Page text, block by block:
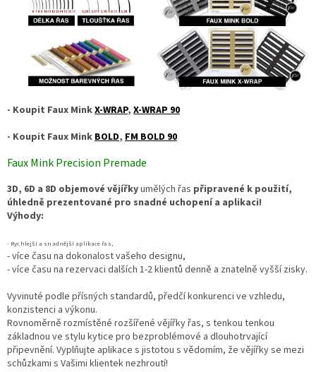
- Koupit Faux MinkX-WRAP, X-WRAP 90
- Koupit Faux MinkBOLD, FM BOLD 90
Faux Mink Precision Premade
3D, 6D a 8D objemové vějířkyumělých řas připravené k použití,
úhledně prezentované pro snadné uchopení a aplikaci!
Výhody:
- Rychlejší a snadnější aplikace řas,
- více času na dokonalost vašeho designu,
- více času na rezervaci dalších 1-2 klientů denně a znatelně vyšší zisky.
Vyvinuté podle přísných standardů, předčí konkurenci ve vzhledu,
konzistenci a výkonu.
Rovnoměrně rozmístěné rozšířené vějířky řas, s tenkou tenkou
základnou ve stylu kytice pro bezproblémové a dlouhotrvající
připevnění. Vyplňujte aplikace s jistotou s vědomím, že vějířky se mezi
schůzkami s Vašimi klientek nezhroutí!